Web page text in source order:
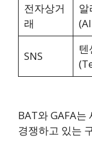
전자상거
래
알
SNS
텐
BAT와 GAFA는
경쟁하고 있는